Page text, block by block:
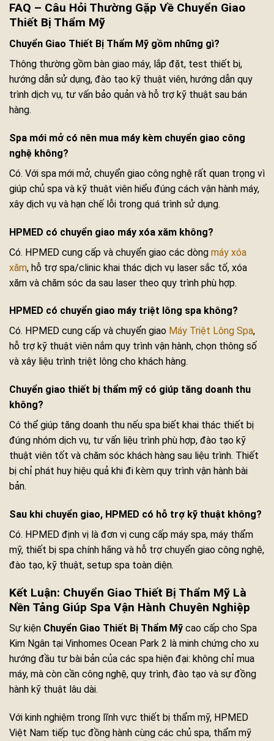
FAQ – Câu Hỏi Thường Gặp Về Chuyển Giao
Thiết Bị Thẩm Mỹ
Chuyển Giao Thiết Bị Thẩm Mỹ gồm những gì?
Thông thường gồm bàn giao máy, lắp đặt, test thiết bị,
hướng dẫn sử dụng, đào tạo kỹ thuật viên, hướng dẫn quy
trình dịch vụ, tư vấn bảo quản và hỗ trợ kỹ thuật sau bán
hàng.
Spa mới mở có nên mua máy kèm chuyển giao công
nghệ không?
Có. Với spa mới mở, chuyển giao công nghệ rất quan trọng vì
giúp chủ spa và kỹ thuật viên hiểu đúng cách vận hành máy,
xây dịch vụ và hạn chế lỗi trong quá trình sử dụng.
HPMED có chuyển giao máy xóa xăm không?
Có. HPMED cung cấp và chuyển giao các dòng máy xóa
xăm, hỗ trợ spa/clinic khai thác dịch vụ laser sắc tố, xóa
xăm và chăm sóc da sau laser theo quy trình phù hợp.
HPMED có chuyển giao máy triệt lông spa không?
Có. HPMED cung cấp và chuyển giao Máy Triệt Lông Spa,
hỗ trợ kỹ thuật viên nắm quy trình vận hành, chọn thông số
và xây liệu trình triệt lông cho khách hàng.
Chuyển giao thiết bị thẩm mỹ có giúp tăng doanh thu
không?
Có thể giúp tăng doanh thu nếu spa biết khai thác thiết bị
đúng nhóm dịch vụ, tư vấn liệu trình phù hợp, đào tạo kỹ
thuật viên tốt và chăm sóc khách hàng sau liệu trình. Thiết
bị chỉ phát huy hiệu quả khi đi kèm quy trình vận hành bài
bản.
Sau khi chuyển giao, HPMED có hỗ trợ kỹ thuật không?
Có. HPMED định vị là đơn vị cung cấp máy spa, máy thẩm
mỹ, thiết bị spa chính hãng và hỗ trợ chuyển giao công nghệ,
đào tạo, kỹ thuật, setup spa toàn diện.
Kết Luận: Chuyển Giao Thiết Bị Thẩm Mỹ Là
Nền Tảng Giúp Spa Vận Hành Chuyên Nghiệp
Sự kiện Chuyển Giao Thiết Bị Thẩm Mỹ cao cấp cho Spa
Kim Ngân tại Vinhomes Ocean Park 2 là minh chứng cho xu
hướng đầu tư bài bản của các spa hiện đại: không chỉ mua
máy, mà còn cần công nghệ, quy trình, đào tạo và sự đồng
hành kỹ thuật lâu dài.
Với kinh nghiệm trong lĩnh vực thiết bị thẩm mỹ, HPMED
Việt Nam tiếp tục đồng hành cùng các chủ spa, thẩm mỹ